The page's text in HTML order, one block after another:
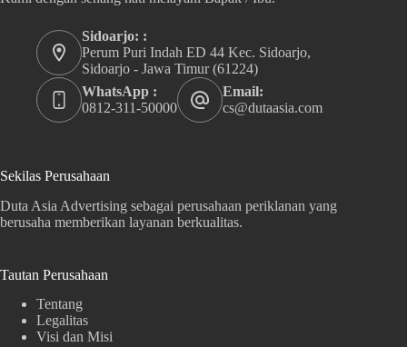
Sidoarjo: :
Perum Puri Indah ED 44 Kec. Sidoarjo,
Sidoarjo - Jawa Timur (61224)
WhatsApp :
0812-311-50000
Email:
cs@dutaasia.com
Sekilas Perusahaan
Duta Asia Advertising sebagai perusahaan periklanan yang
berusaha memberikan layanan berkualitas.
Tautan Perusahaan
Tentang
Legalitas
Visi dan Misi